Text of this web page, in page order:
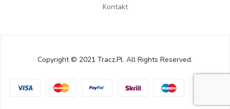
Kontakt
Copyright © 2021 Tracz.pl. All Rights Reserved.